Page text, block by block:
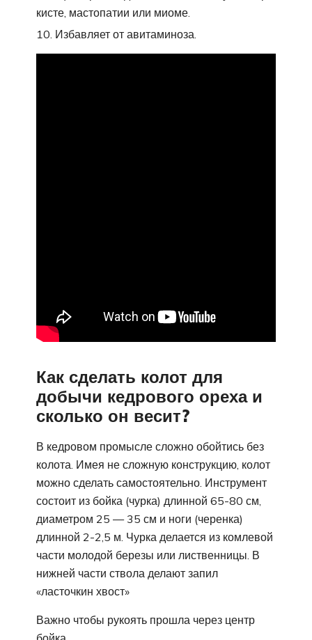
кисте, мастопатии или миоме.
Избавляет от авитаминоза.
Как сделать колот для
добычи кедрового ореха и
сколько он весит?
В кедровом промысле сложно обойтись без
колота. Имея не сложную конструкцию, колот
можно сделать самостоятельно. Инструмент
состоит из бойка (чурка) длинной 65-80 см,
диаметром 25 — 35 см и ноги (черенка)
длинной 2-2,5 м. Чурка делается из комлевой
части молодой березы или лиственницы. В
нижней части ствола делают запил
«ласточкин хвост»
Важно чтобы рукоять прошла через центр